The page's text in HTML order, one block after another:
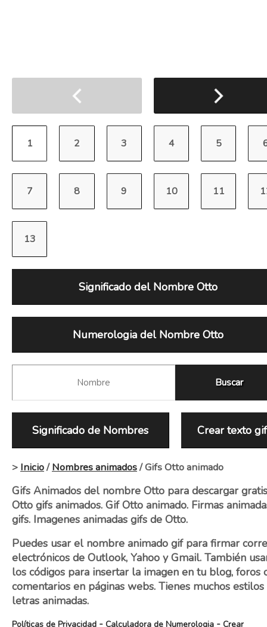
Significado del Nombre Otto
Numerologia del Nombre Otto
Significado de Nombres Crear texto gif
> Inicio/Nombres animados/ Gifs Otto animado
Gifs Animados del nombre Otto para descargar
Otto gifs animados. Gif Otto animado. Firmas
gifs. Imagenes animadas gifs de Otto.
Puedes usar el nombre animado gif para firmar
electrónicos de Outlook, Yahoo y Gmail. También
los códigos para insertar la imagen en tu blog, foros
comentarios en páginas webs. Tienes muchos estilos
letras animadas.
Políticas de Privacidad - Calculadora de Numerologia - Crear